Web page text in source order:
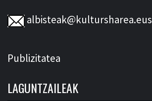
albisteak@kultursharea.eus
Publizitatea
LAGUNTZAILEAK